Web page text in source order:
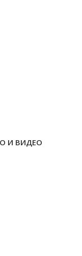
И ВИДЕО